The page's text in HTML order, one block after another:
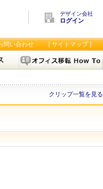
デザイン会社
ログイン
問い合わせ [ サイトマップ ]
クリップ一覧を見る